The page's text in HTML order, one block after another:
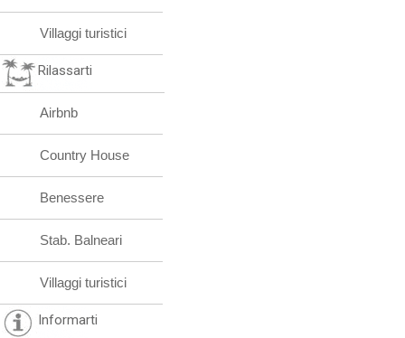
Villaggi turistici
Rilassarti
Airbnb
Country House
Benessere
Stab. Balneari
Villaggi turistici
Informarti